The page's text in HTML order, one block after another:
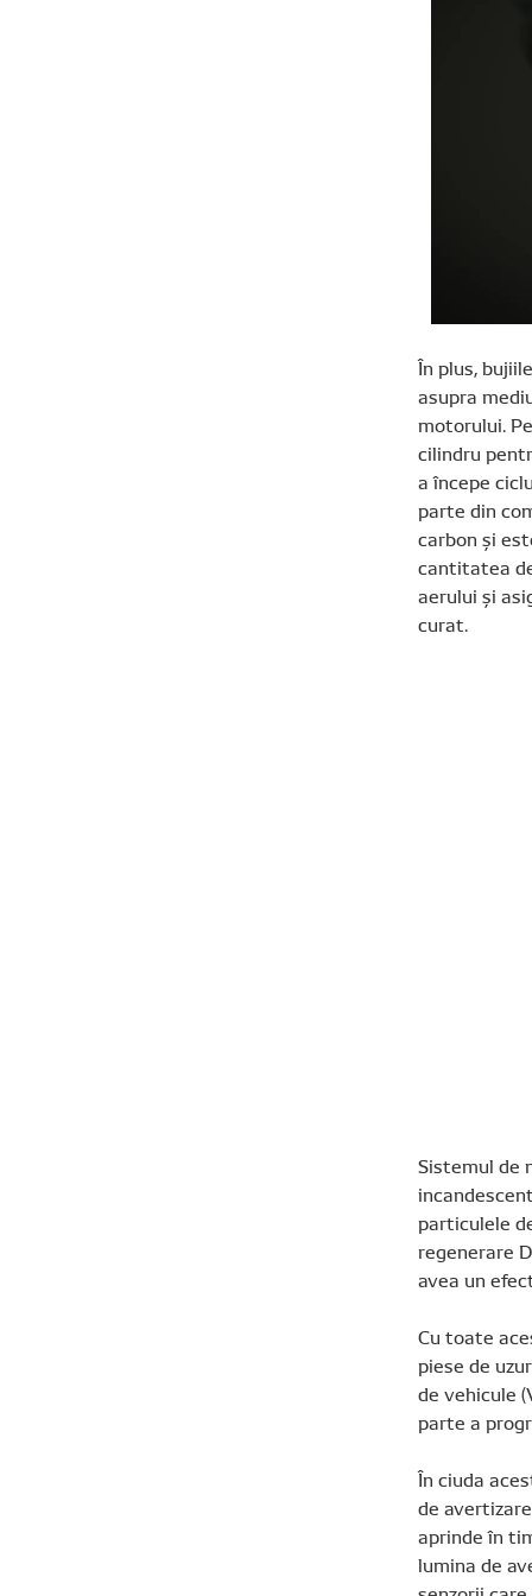
În plus,
asupra
motorului.
cilindru
a începe
parte din
carbon și
cantitatea
aerului și
curat.
Sistemul de
particulele
regenerare
avea un
Cu toate
piese de
de vehicule
parte a
În ciuda
de
aprinde în
lumina de